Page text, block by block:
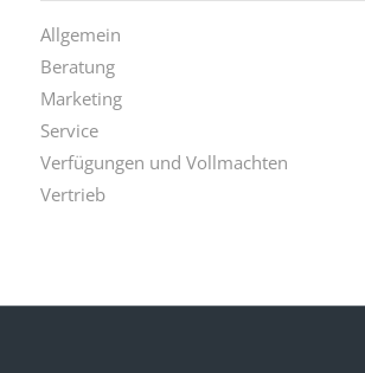
Allgemein
Beratung
Marketing
Service
Verfügungen und Vollmachten
Vertrieb